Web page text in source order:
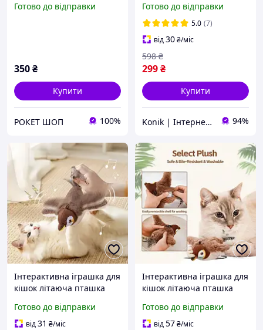
махає крилами HQ-44
Готово до відправки
350₴
Купити
РОКЕТ ШОП 100%
інтерактивний
стрибаючий зі звуковими
ефектами
Готово до відправки
5.0 (7)
від30₴/міс
299₴
598 ₴
Купити
Konik | Інтернет-магазин 94%
Інтерактивна іграшка для
кішок літаюча пташка
махає крилами OW-77
Готово до відправки
від31 ₴/міс
Інтерактивна іграшка для
кішок літаюча пташка
махає крилами RC-85
Готово до відправки
від57₴/міс